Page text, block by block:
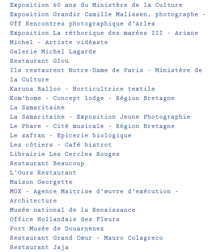
Exposition 60 ans du Ministère de la Culture
Exposition Grandir Camille Malissen, photographe –
Off Rencontres photographique d’Arles
Exposition La réthorique des marées III – Ariane
Michel – Artiste vidéaste
Galerie Michel Lagarde
Restaurant Glou
Ils restaurent Notre-Dame de Paris – Ministère de
la Culture
Karuna Balloo – Horticultrice textile
Kom’home – Concept lodge – Région Bretagne
La Samaritaine
La Samaritaine – Exposition Jeune Photographie
Le Phare – Cité musicale – Région Bretagne
Le safran – Epicerie biologique
Les côtiers – Café bistrot
Librairie Les Cercles Rouges
Restaurant Beaucoup
L’Ours Restaurant
Maison Georgette
MOX – Agence Maitrise d’œuvre d’exécution –
Architecture
Musée national de la Renaissance
Office Hollandais des Fleurs
Port Musée de Douarnenez
Restaurant Grand Cœur – Mauro Colagreco
Restaurant Jaja